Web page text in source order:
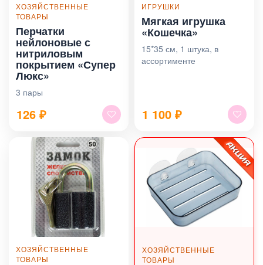
ХОЗЯЙСТВЕННЫЕ
ТОВАРЫ
Перчатки
нейлоновые с
нитриловым
покрытием «Супер
Люкс»
3 пары
126 ₽
ИГРУШКИ
Мягкая игрушка
«Кошечка»
15*35 см, 1 штука, в
ассортименте
1 100 ₽
ХОЗЯЙСТВЕННЫЕ
ТОВАРЫ
ХОЗЯЙСТВЕННЫЕ
ТОВАРЫ